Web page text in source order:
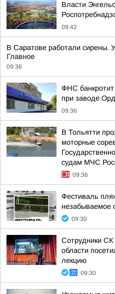
Власти
09:42
В Саратове работали сирены.
Главное
09:36
ФНС
при заводе
09:36
В Тольятти
моторные
судам МЧС
09:36
Фестиваль
незабываемое
09:30
Сотрудники СК
области
лекцию
09:30